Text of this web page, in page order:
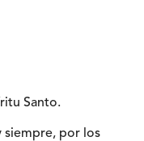
Santo.
siempre, por los